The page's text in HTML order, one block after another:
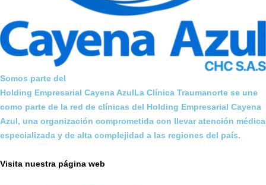
Somos parte del
Holding Empresarial Cayena AzulLa Clínica Traumanorte se une
como parte de la red de clínicas del Holding Empresarial Cayena
Azul, una organización comprometida con llevar atención médica
especializada y de alta complejidad a las regiones del país.
Visita nuestra página web